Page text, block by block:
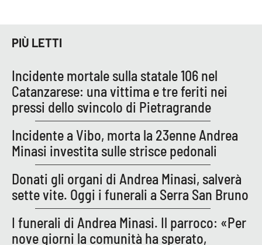
Storie
LAC
NETWORK
Lactv.it
Laconair.it
Lacitymag.it
Lacapitalenews.it
PIÙ LETTI
Incidente mortale sulla statale 106 nel
Catanzarese: una vittima e tre feriti nei
pressi dello svincolo di Pietragrande
Incidente a Vibo, morta la 23enne Andrea
Minasi investita sulle strisce pedonali
Donati gli organi di Andrea Minasi, salverà
sette vite. Oggi i funerali a Serra San Bruno
I funerali di Andrea Minasi. Il parroco: «Per
nove giorni la comunità ha sperato,